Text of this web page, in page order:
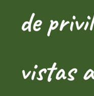
de
vistas